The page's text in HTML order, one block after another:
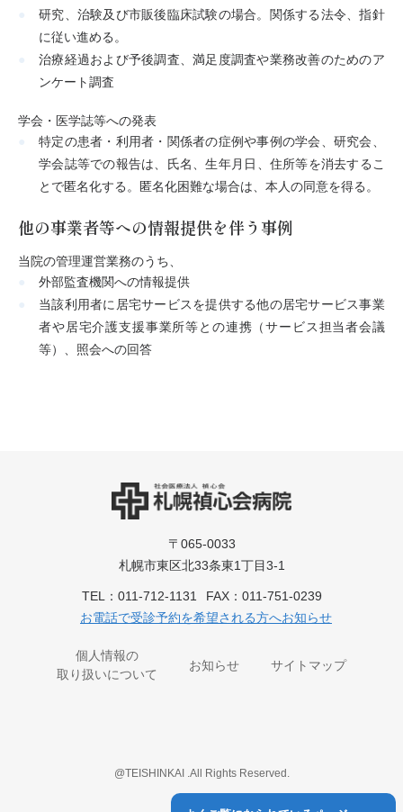
研究、治験及び市販後臨床試験の場合。関係する法令、指針
に従い進める。
治療経過および予後調査、満足度調査や業務改善のためのア
ンケート調査
学会・医学誌等への発表
特定の患者・利用者・関係者の症例や事例の学会、研究会、
学会誌等での報告は、氏名、生年月日、住所等を消去するこ
とで匿名化する。匿名化困難な場合は、本人の同意を得る。
他の事業者等への情報提供を伴う事例
当院の管理運営業務のうち、
外部監査機関への情報提供
当該利用者に居宅サービスを提供する他の居宅サービス事業
者や居宅介護支援事業所等との連携（サービス担当者会議
等）、照会への回答
〒065-0033
札幌市東区北33条東1丁目3-1
TEL： 011-712-1131
FAX：011-751-0239
お電話で受診予約を希望される方へお知らせ
@TEISHINKAI .All Rights Reserved.
個人情報の
取り扱いについて
お知らせ サイトマップ